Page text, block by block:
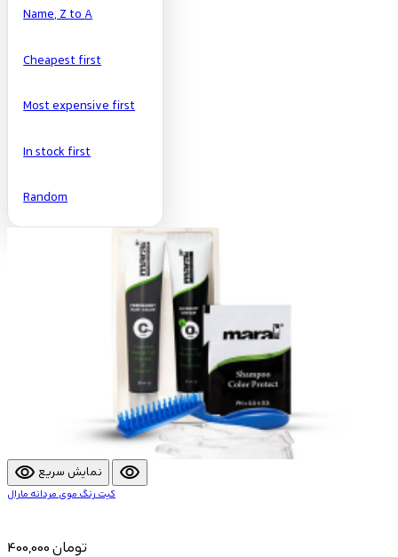
Name, Z to A
Cheapest first
Most expensive first
In stock first
Random
visibility نمایش سریع visibility
کیت رنگ موی مردانه مارال
400,000 تومان